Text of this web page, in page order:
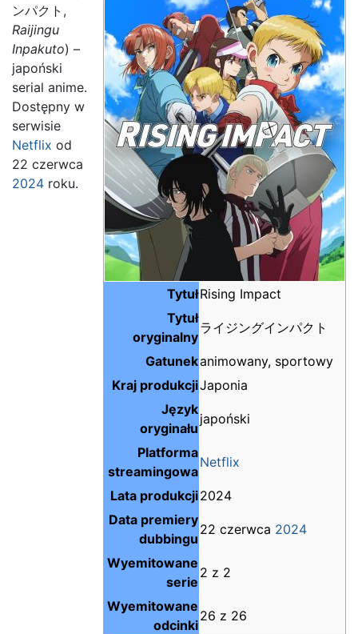
TytułRising Impact
Tytuł
oryginalny
ライジングインパクト
Gatunekanimowany, sportowy
Kraj produkcjiJaponia
Język
oryginału
japoński
Platforma
streamingowa
Netflix
Lata produkcji2024
Data premiery
dubbingu
22 czerwca 2024
Wyemitowane
serie
2 z 2
Wyemitowane
odcinki
26 z 26
ンパクト,
Raijingu
Inpakuto) –
japoński
serial anime.
Dostępny w
serwisie
Netflix od
22 czerwca
2024 roku.